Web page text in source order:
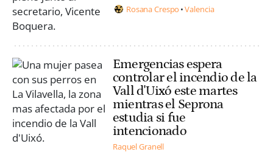
Rosana Crespo Valencia
Emergencias espera
controlar el incendio de la
Vall d'Uixó este martes
mientras el Seprona
estudia si fue
intencionado
Raquel Granell